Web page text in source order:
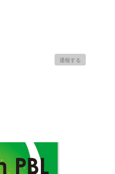
通報する